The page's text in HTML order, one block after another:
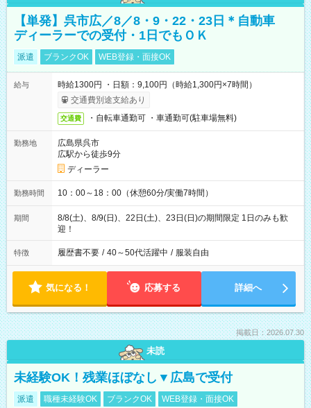
【単発】呉市広／8／8・9・22・23日＊自動車
ディーラーでの受付・1日でもＯＫ
派遣 ブランクOK WEB登録・面接OK
給与
時給1300円 ・日額：9,100円（時給1,300円×7時間）
交通費別途支給あり
交通費 ・自転車通勤可 ・車通勤可(駐車場無料)
勤務地
広島県呉市
広駅から徒歩9分
ディーラー
勤務時間 10：00～18：00（休憩60分/実働7時間）
期間
8/8(土)、8/9(日)、22日(土)、23日(日)の期間限定 1日のみも歓
迎！
特徴 履歴書不要 / 40～50代活躍中 / 服装自由
気になる！ 応募する 詳細へ
掲載日：2026.07.30
未読
未経験OK！残業ほぼなし▼広島で受付
派遣 職種未経験OK ブランクOK WEB登録・面接OK